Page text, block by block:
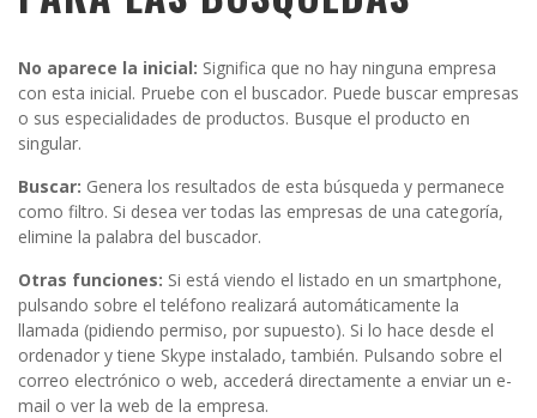
No aparece la inicial: Significa que no hay ninguna empresa
con esta inicial. Pruebe con el buscador. Puede buscar empresas
o sus especialidades de productos. Busque el producto en
singular.
Buscar: Genera los resultados de esta búsqueda y permanece
como filtro. Si desea ver todas las empresas de una categoría,
elimine la palabra del buscador.
Otras funciones: Si está viendo el listado en un smartphone,
pulsando sobre el teléfono realizará automáticamente la
llamada (pidiendo permiso, por supuesto). Si lo hace desde el
ordenador y tiene Skype instalado, también. Pulsando sobre el
correo electrónico o web, accederá directamente a enviar un e-
mail o ver la web de la empresa.